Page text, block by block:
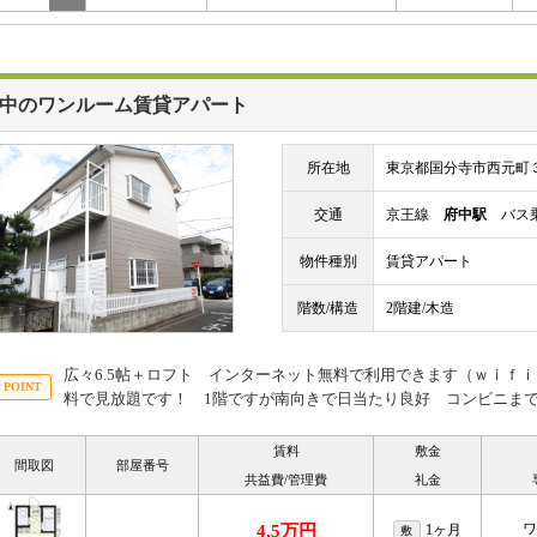
のワンルーム賃貸アパート
所在地 東京都国分寺市西元町
交通 京王線 府中駅 バス
物件種別 賃貸アパート
階数/構造 2階建/木造
広々6.5帖＋ロフト インターネット無料で利用できます（ｗｉｆ
料で見放題です！ 1階ですが南向きで日当たり良好 コンビニま
間取図 部屋番号
賃料
共益費/管理費
敷金
礼金
4.5万円 敷 1ヶ月